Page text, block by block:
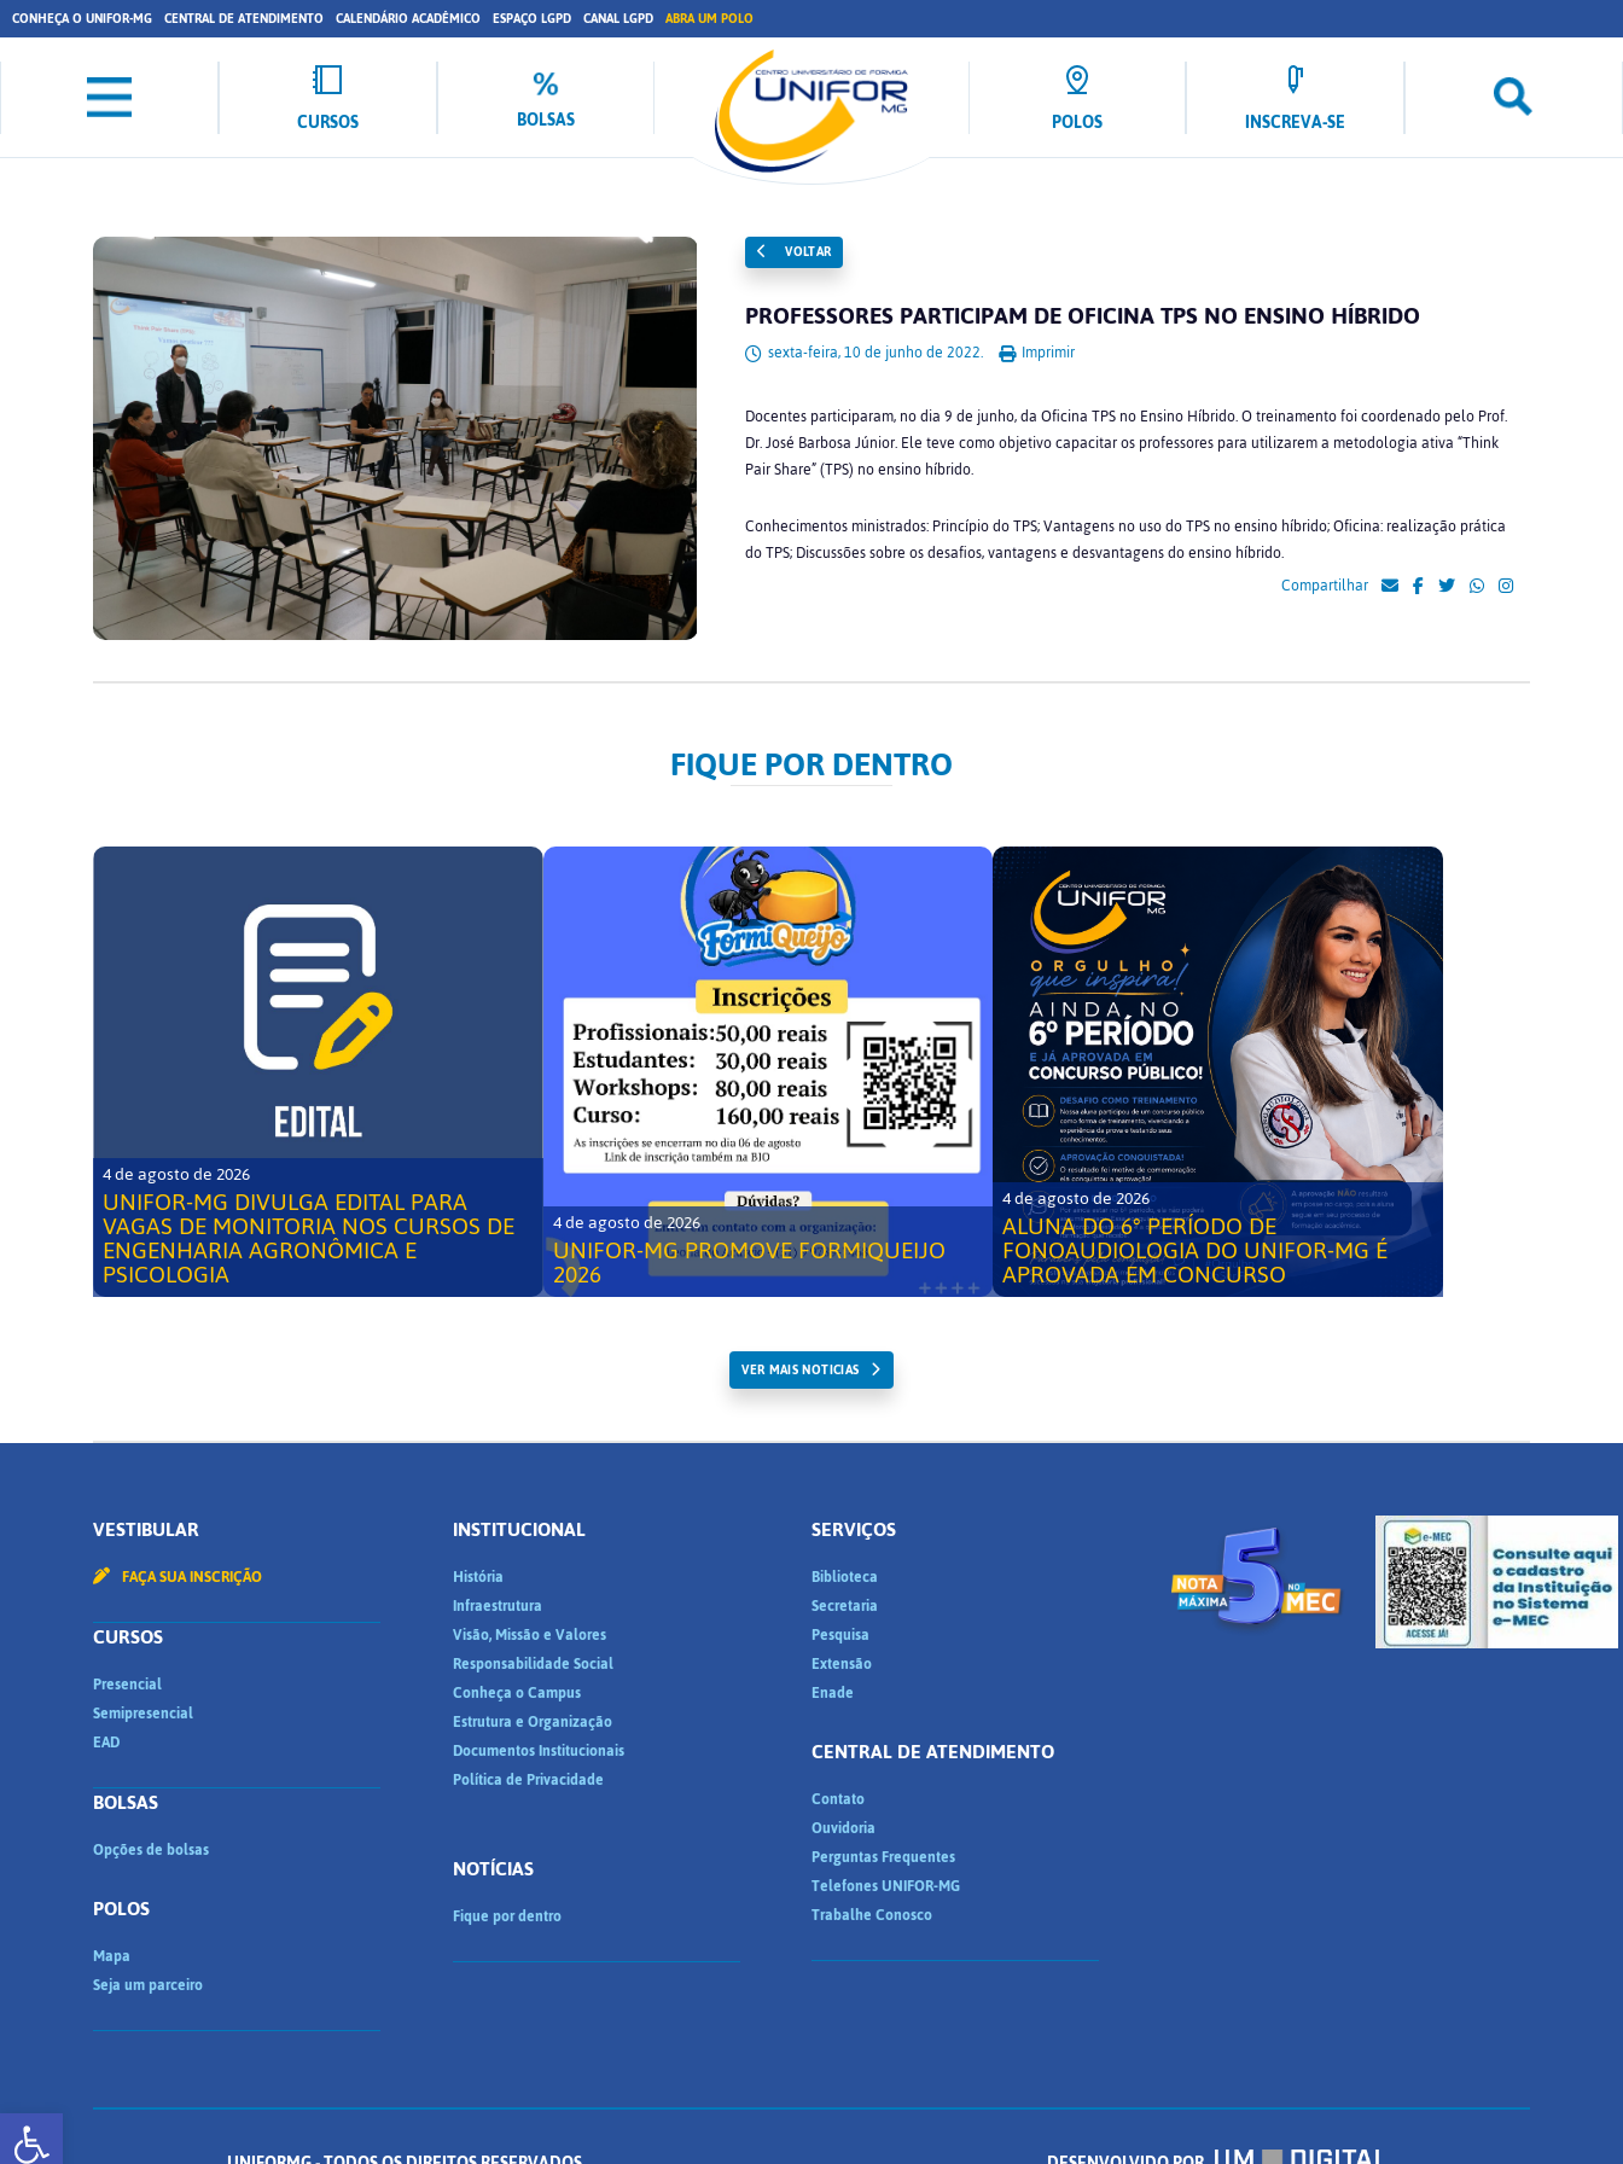
Abrir a barra de ferramentas
CONHEÇA O UNIFOR-MG CENTRAL DE ATENDIMENTO CALENDÁRIO ACADÊMICO ESPAÇO LGPD CANAL LGPD ABRA UM POLO
CURSOS BOLSAS POLOS INSCREVA-SE
VOLTAR
PROFESSORES PARTICIPAM DE OFICINA TPS NO ENSINO HÍBRIDO
sexta-feira, 10 de junho de 2022. Imprimir
Docentes participaram, no dia 9 de junho, da Oficina TPS no Ensino Híbrido. O treinamento foi coordenado pelo Prof.
Dr. José Barbosa Júnior. Ele teve como objetivo capacitar os professores para utilizarem a metodologia ativa “Think
Pair Share” (TPS) no ensino híbrido.
Conhecimentos ministrados: Princípio do TPS; Vantagens no uso do TPS no ensino híbrido; Oficina: realização prática
do TPS; Discussões sobre os desafios, vantagens e desvantagens do ensino híbrido.
Compartilhar
FIQUE POR DENTRO
4 de agosto de 2026
UNIFOR-MG DIVULGA EDITAL PARA
VAGAS DE MONITORIA NOS CURSOS DE
ENGENHARIA AGRONÔMICA E
PSICOLOGIA
4 de agosto de 2026
UNIFOR-MG PROMOVE FORMIQUEIJO
2026
4 de agosto de 2026
ALUNA DO 6° PERÍODO DE
FONOAUDIOLOGIA DO UNIFOR-MG É
APROVADA EM CONCURSO
VER MAIS NOTICIAS
VESTIBULAR
FAÇA SUA INSCRIÇÃO
CURSOS
Presencial
Semipresencial
EAD
BOLSAS
Opções de bolsas
POLOS
Mapa
Seja um parceiro
INSTITUCIONAL
História
Infraestrutura
Visão, Missão e Valores
Responsabilidade Social
Conheça o Campus
Estrutura e Organização
Documentos Institucionais
Política de Privacidade
NOTÍCIAS
Fique por dentro
SERVIÇOS
Biblioteca
Secretaria
Pesquisa
Extensão
Enade
CENTRAL DE ATENDIMENTO
Contato
Ouvidoria
Perguntas Frequentes
Telefones UNIFOR-MG
Trabalhe Conosco